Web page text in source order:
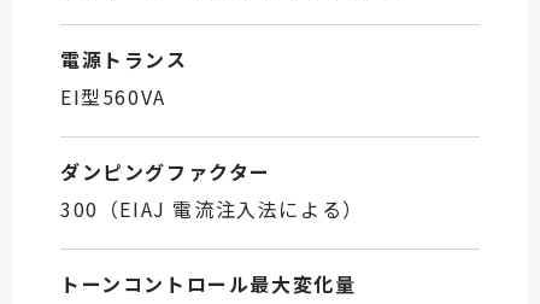
電源トランス
EI型560VA
ダンピングファクター
300（EIAJ 電流注入法による）
トーンコントロール最大変化量